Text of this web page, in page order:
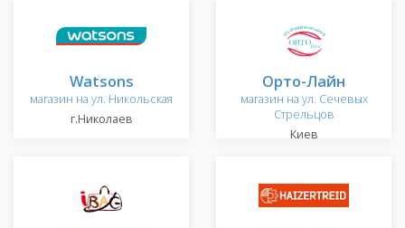
Watsons
магазин на ул. Никольская
г.Николаев
Орто-Лайн
магазин на ул. Сечевых
Стрельцов
Киев